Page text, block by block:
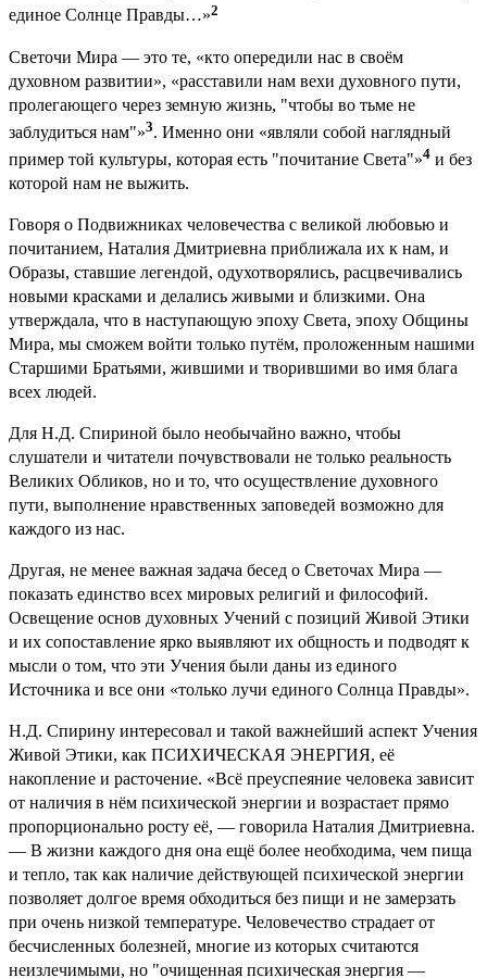
единое Солнце Правды…»2
Светочи Мира — это те, «кто опередили нас в своём
духовном развитии», «расставили нам вехи духовного пути,
пролегающего через земную жизнь, "чтобы во тьме не
заблудиться нам"»3. Именно они «являли собой наглядный
пример той культуры, которая есть "почитание Света"»4 и без
которой нам не выжить.
Говоря о Подвижниках человечества с великой любовью и
почитанием, Наталия Дмитриевна приближала их к нам, и
Образы, ставшие легендой, одухотворялись, расцвечивались
новыми красками и делались живыми и близкими. Она
утверждала, что в наступающую эпоху Света, эпоху Общины
Мира, мы сможем войти только путём, проложенным нашими
Старшими Братьями, жившими и творившими во имя блага
всех людей.
Для Н.Д. Спириной было необычайно важно, чтобы
слушатели и читатели почувствовали не только реальность
Великих Обликов, но и то, что осуществление духовного
пути, выполнение нравственных заповедей возможно для
каждого из нас.
Другая, не менее важная задача бесед о Светочах Мира —
показать единство всех мировых религий и философий.
Освещение основ духовных Учений с позиций Живой Этики
и их сопоставление ярко выявляют их общность и подводят к
мысли о том, что эти Учения были даны из единого
Источника и все они «только лучи единого Солнца Правды».
Н.Д. Спирину интересовал и такой важнейший аспект Учения
Живой Этики, как ПСИХИЧЕСКАЯ ЭНЕРГИЯ, её
накопление и расточение. «Всё преуспеяние человека зависит
от наличия в нём психической энергии и возрастает прямо
пропорционально росту её, — говорила Наталия Дмитриевна.
— В жизни каждого дня она ещё более необходима, чем пища
и тепло, так как наличие действующей психической энергии
позволяет долгое время обходиться без пищи и не замерзать
при очень низкой температуре. Человечество страдает от
бесчисленных болезней, многие из которых считаются
неизлечимыми, но "очищенная психическая энергия —